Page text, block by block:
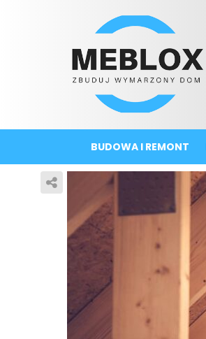
BUDOWA I REMONT